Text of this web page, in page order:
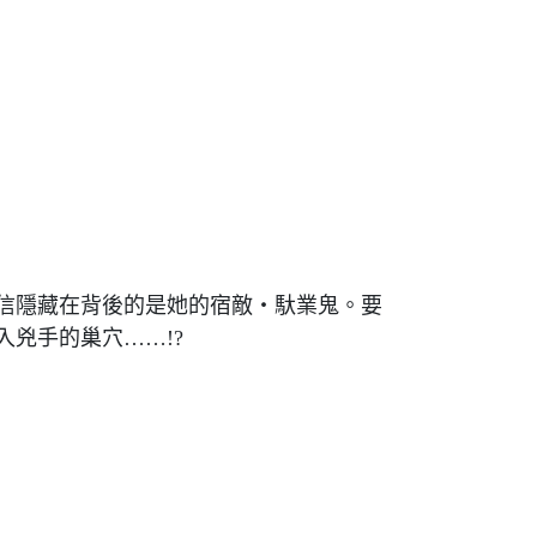
隱藏在背後的是她的宿敵‧馱業鬼。要
入兇手的巢穴……!?